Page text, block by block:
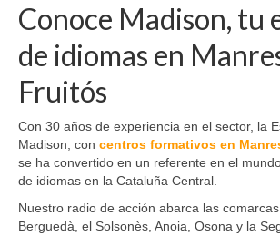
Conoce Madison, tu
de idiomas en
Fruitós
Con 30 años de experiencia en el sector, la
Madison, con centros formativos en
se ha convertido en un referente en el
de idiomas en la Cataluña Central.
Nuestro radio de acción abarca las
Berguedà, el Solsonès, Anoia, Osona y la